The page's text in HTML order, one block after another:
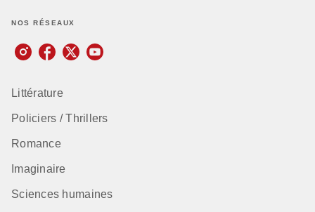
NOS RÉSEAUX
Littérature
Policiers / Thrillers
Romance
Imaginaire
Sciences humaines